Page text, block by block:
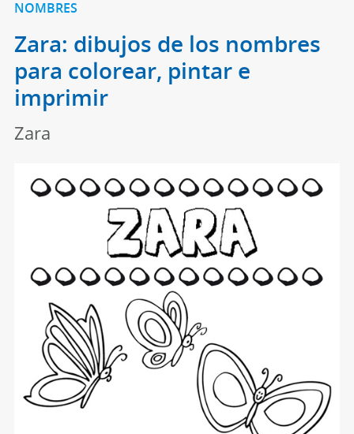
NOMBRES
Zara: dibujos de los nombres
para colorear, pintar e
imprimir
Zara